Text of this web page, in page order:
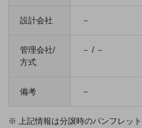
設計会社 －
管理会社/
方式
－ / －
備考 －
※ 上記情報は分譲時のパンフレッ